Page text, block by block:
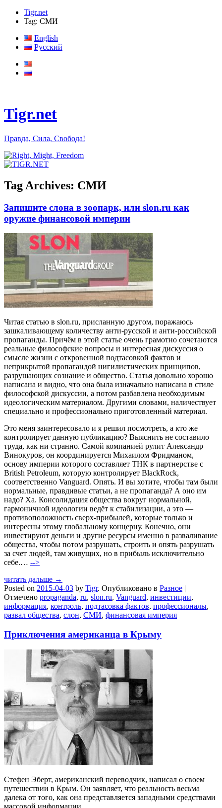
Tigr.net
Tag: СМИ
English
Русский
Tigr.net
Правда, Сила, Свобода!
Tag Archives: СМИ
Запишите слона в зоопарк, или slon.ru как
оружие финансовой империи
Читая статью в slon.ru, присланную другом, поражаюсь
зашкаливающему количеству анти-русской и анти-российской
пропаганды. Причём в этой статье очень грамотно сочетаются
реальные философские вопросы и интересная дискуссия о
смысле жизни с откровенной подтасовкой фактов и
неприкрытой пропагандой нигилистических принципов,
разрушающих сознание и общество. Статья довольно хорошо
написана и видно, что она была изначально написана в стиле
философской дискуссии, а потом разбавлена необходимым
идеологическим материалом. Другими словами, наличествует
специально и профессионально приготовленный материал.
Это меня заинтересовало и я решил посмотреть, а кто же
контролирует данную публикацию? Выяснить не составило
труда, как ни странно. Самой компанией рулит Александр
Винокуров, он координируется Михаилом Фридманом,
основу империи которого составляет ТНК в партнерстве с
British Petroleum, которую контролирует BlackRock,
соответственно Vanguard. Опять. И вы хотите, чтобы там были
нормальные, правдивые статьи, а не пропаганда? А оно им
надо? Ха. Консолидация общества вокруг нормальной,
гармоничной идеологии ведёт к стабилизации, а это —
противоположность сверх-прибылей, которые только и
интересны этому глобальному концерну. Конечно, они
инвестируют деньги и другие ресурсы именно в разваливание
общества, чтобы потом разрушать, строить и опять разрушать
за счет людей, там живущих, но в прибыль исключительно
себе.… -->
читать дальше →
Posted on 2015-04-03 by Tigr. Опубликовано в Разное |
Отмечено propaganda, ru, slon.ru, Vanguard, инвестиции,
информация, контроль, подтасовка фактов, профессионалы,
развал общества, слон, СМИ, финансовая империя
Приключения американца в Крыму
Стефен Эберт, американский переводчик, написал о своем
путешествии в Крым. Он заявляет, что реальность весьма
далека от того, как она представляется западными средствами
массовой информации.